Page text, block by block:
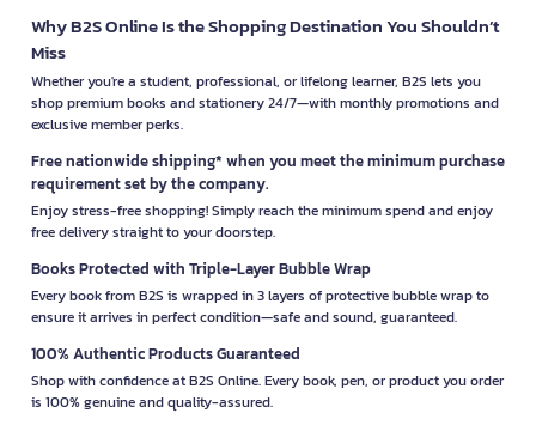
Why B2S Online Is the Shopping Destination You Shouldn’t
Miss
Whether you're a student, professional, or lifelong learner, B2S lets you
shop premium books and stationery 24/7—with monthly promotions and
exclusive member perks.
Free nationwide shipping* when you meet the minimum purchase
requirement set by the company.
Enjoy stress-free shopping! Simply reach the minimum spend and enjoy
free delivery straight to your doorstep.
Books Protected with Triple-Layer Bubble Wrap
Every book from B2S is wrapped in 3 layers of protective bubble wrap to
ensure it arrives in perfect condition—safe and sound, guaranteed.
100% Authentic Products Guaranteed
Shop with confidence at B2S Online. Every book, pen, or product you order
is 100% genuine and quality-assured.